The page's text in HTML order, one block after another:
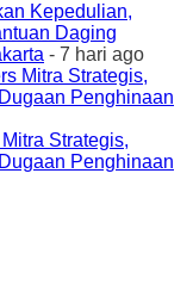
Kepedulian,
Daging
- 7 hari ago
Strategis,
Penghinaan